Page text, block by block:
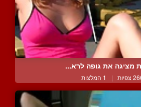
מציגה את גופה לרא...
| 1 המלצות